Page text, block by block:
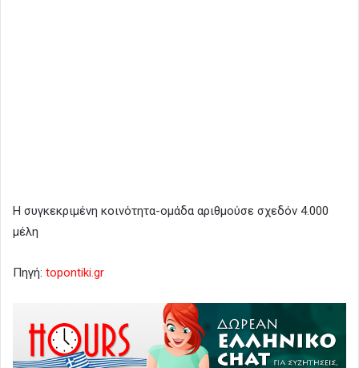
H συγκεκριμένη κοινότητα-ομάδα αριθμούσε σχεδόν 4.000
μέλη
Πηγή: topontiki.gr